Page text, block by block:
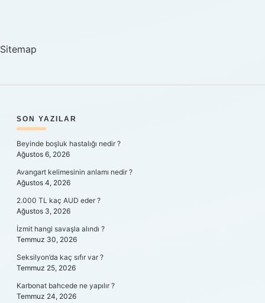
Sitemap
SIDEBAR
SON YAZILAR
Beyinde boşluk hastalığı nedir ?
Ağustos 6, 2026
Avangart kelimesinin anlamı nedir ?
Ağustos 4, 2026
2.000 TL kaç AUD eder ?
Ağustos 3, 2026
İzmit hangi savaşla alındı ?
Temmuz 30, 2026
Seksilyon’da kaç sıfır var ?
Temmuz 25, 2026
Karbonat bahcede ne yapılır ?
Temmuz 24, 2026